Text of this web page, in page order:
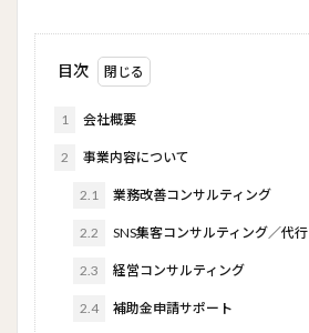
目次
1 会社概要
2 事業内容について
2.1 業務改善コンサルティング
2.2 SNS集客コンサルティング／代行
2.3 経営コンサルティング
2.4 補助金申請サポート